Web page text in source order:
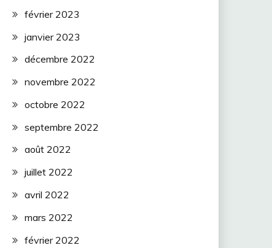
février 2023
janvier 2023
décembre 2022
novembre 2022
octobre 2022
septembre 2022
août 2022
juillet 2022
avril 2022
mars 2022
février 2022